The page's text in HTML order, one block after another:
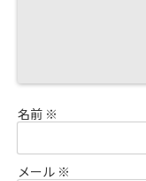
名前 ※
メール ※